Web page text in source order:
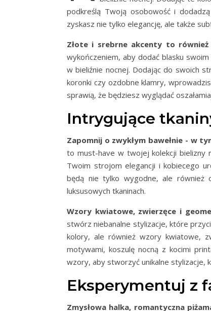
podkreślą Twoją osobowość i
zyskasz nie tylko elegancję, ale także
Złote i srebrne akcenty to również
wykończeniem, aby dodać blasku
w bieliźnie nocnej. Dodając do swoich
koronki czy ozdobne klamry,
sprawią, że będziesz wyglądać
Intrygujące
Zapomnij o zwykłym bawełnie - w
to must-have w twojej kolekcji bielizny
Twoim strojom elegancji i kobiecego
będą nie tylko wygodne, ale również
luksusowych tkaninach.
Wzory kwiatowe, zwierzęce i
stwórz niebanalne stylizacje, które
kolory, ale również wzory kwiatowe,
motywami, koszulę nocną z kocimi
wzory, aby stworzyć unikalne stylizacje,
Eksperymentuj z
Zmysłowa halka, romantyczna